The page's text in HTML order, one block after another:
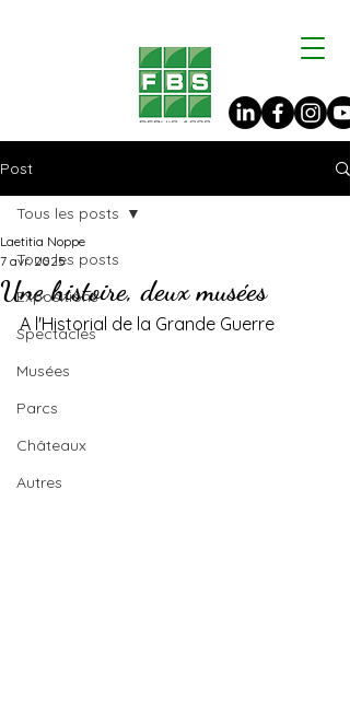
Post
Tous les posts
Expositions
Spectacles
Musées
Parcs
Châteaux
Autres
Tous les posts
Une histoire, deux musées
Laetitia Noppe
7 avr. 2025
A l'Historial de la Grande Guerre